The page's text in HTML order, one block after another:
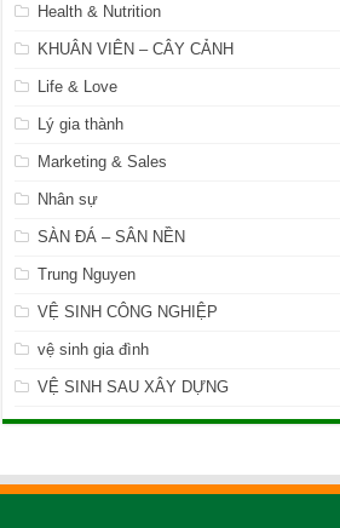
Health & Nutrition
KHUÂN VIÊN – CÂY CẢNH
Life & Love
Lý gia thành
Marketing & Sales
Nhân sự
SÀN ĐÁ – SÂN NỀN
Trung Nguyen
VỆ SINH CÔNG NGHIỆP
vệ sinh gia đình
VỆ SINH SAU XÂY DỰNG